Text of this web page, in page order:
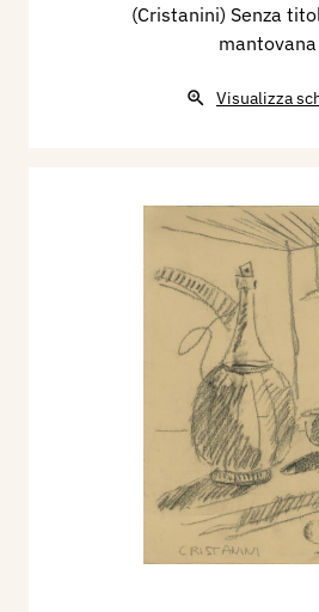
(Cristanini) Senza
mantovana
Visualizza